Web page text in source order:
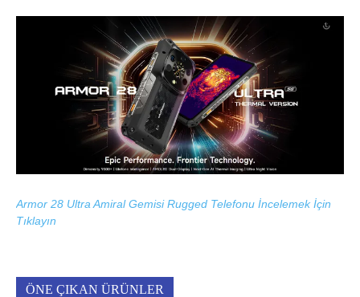
Armor 28 Ultra Amiral Gemisi Rugged Telefonu İncelemek İçin
Tıklayın
ÖNE ÇIKAN ÜRÜNLER